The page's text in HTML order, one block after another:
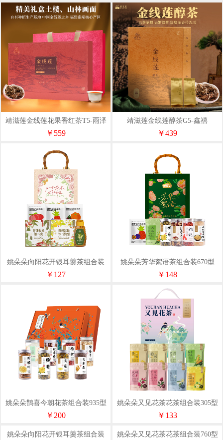
靖滋莲金线莲花果香红茶T5-雨泽
￥559
靖滋莲金线莲醇茶G5-鑫禧
￥439
姚朵朵向阳花开银耳羹茶组合装
860型
￥127
姚朵朵芳华絮语茶组合装670型
￥148
姚朵朵鹊喜今朝花茶组合装935型
￥200
姚朵朵又见花茶花茶组合装305型
￥133
姚朵朵向阳花开银耳羹茶组合装